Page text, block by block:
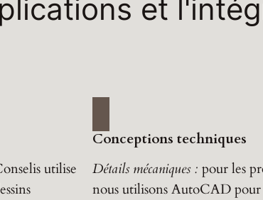
et
utilise
Conceptions techniques
Détails mécaniques : pour les
nous utilisons AutoCAD pour